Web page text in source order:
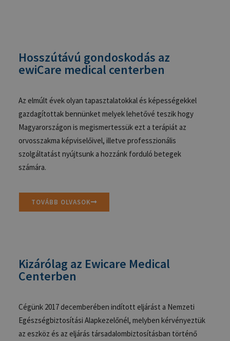
Hosszútávú gondoskodás az
ewiCare medical centerben
Az elmúlt évek olyan tapasztalatokkal és képességekkel
gazdagítottak bennünket melyek lehetővé teszikhogy
Magyarországon is megismertessük ezt a terápiát az
orvosszakma képviselőivel, illetve professzionális
szolgáltatást nyújtsunk a hozzánk forduló betegek
számára.
TOVÁBB OLVASOK
Kizárólag az Ewicare Medical
Centerben
Cégünk 2017 decemberében indított eljárást a Nemzeti
Egészségbiztosítási Alapkezelőnél, melyben kérvényeztük
az eszköz és az eljárás társadalombiztosításban történő